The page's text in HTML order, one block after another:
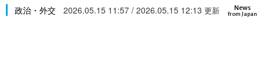
カテゴリー News
from Japan
政治・外交 2026.05.15 11:57 / 2026.05.15 12:13 更新